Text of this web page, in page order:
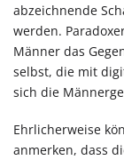
abzeichnende
werden.
Männer das
selbst, die mit
sich die
Ehrlicherweise
anmerken, dass